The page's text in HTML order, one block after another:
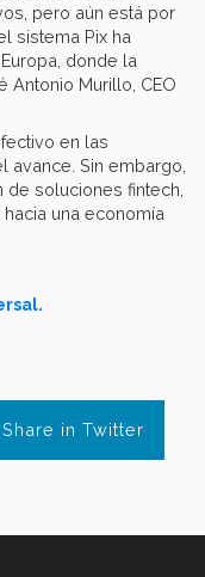
Share in Twitter
pero aún está por
sistema Pix ha
donde la
Antonio Murillo, CEO
en las
avance. Sin embargo,
soluciones fintech,
una economía